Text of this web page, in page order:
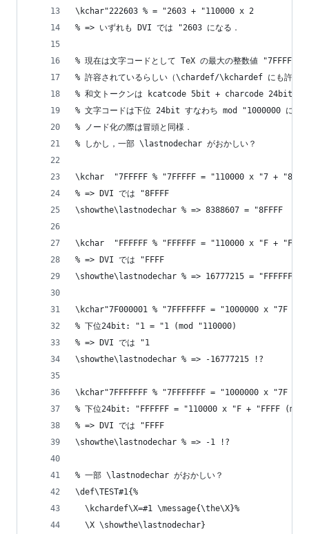
\kchar"222603 % = "2603 + "110000 x 2
% => いずれも DVI では "2603 になる．
% 現在は文字コードとして TeX の最大の整数値
% 許容されているらしい（\chardef/\kchardef にも許容
% 和文トークンは kcatcode 5bit + charcode 24bit で
% 文字コードは下位 24bit すなわち mod "1000000 に切
% ノード化の際は冒頭と同様．
% しかし，一部 \lastnodechar がおかしい？
\kchar  "7FFFFF % "7FFFFF = "110000 x "7 +
% => DVI では "8FFFF
\showthe\lastnodechar % => 8388607 = "8FFFF
\kchar  "FFFFFF % "FFFFFF = "110000 x "F +
% => DVI では "FFFF
\showthe\lastnodechar % => 16777215 = "FFFFFF
\kchar"7F000001 % "7FFFFFFF = "1000000 x "7F +
% 下位24bit: "1 = "1 (mod "110000)
% => DVI では "1
\showthe\lastnodechar % => -16777215 !?
\kchar"7FFFFFFF % "7FFFFFFF = "1000000 x "7F +
% 下位24bit: "FFFFFF = "110000 x "F + "FFFF (mod
% => DVI では "FFFF
\showthe\lastnodechar % => -1 !?
% 一部 \lastnodechar がおかしい？
\def\TEST#1{%
  \kchardef\X=#1 \message{\the\X}%
  \X \showthe\lastnodechar}